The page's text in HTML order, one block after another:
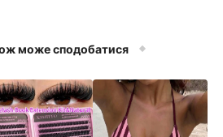
може сподобатися